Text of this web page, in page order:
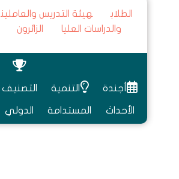
الطلاب هيئة التدريس والعاملين
والدراسات العليا
الزائرون
أجندة
الأحداث
التنمية
المستدامة
التصنيف
الدولي